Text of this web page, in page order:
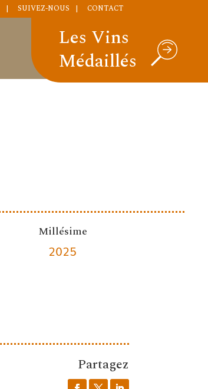
SUIVEZ-NOUS CONTACT
Les Vins
Médaillés
Millésime
2025
Partagez